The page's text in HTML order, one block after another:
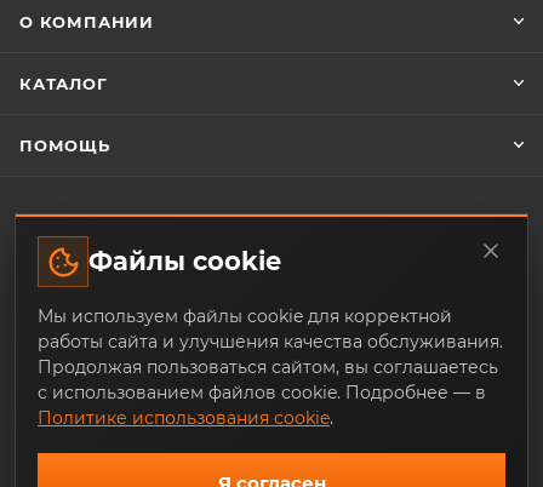
О КОМПАНИИ
КАТАЛОГ
ПОМОЩЬ
ЗАКАЗАТЬ ОБРАТНЫЙ ЗВОНОК
+7 (343) 253-07-64
mail@trade-techno.ru
г. Екатеринбург, ул. Ангарская, 77-
119
Файлы cookie
Мы используем файлы cookie для корректной
работы сайта и улучшения качества обслуживания.
Продолжая пользоваться сайтом, вы соглашаетесь
с использованием файлов cookie. Подробнее — в
Политике использования cookie.
Я согласен